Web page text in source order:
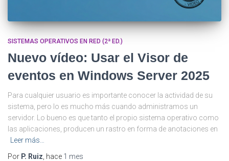
SISTEMAS OPERATIVOS EN RED (2ª ED.)
Nuevo vídeo: Usar el Visor de
eventos en Windows Server 2025
Para cualquier usuario es importante conocer la actividad de su
sistema, pero lo es mucho más cuando administramos un
servidor. Lo bueno es que tanto el propio sistema operativo como
las aplicaciones, producen un rastro en forma de anotaciones en
Leer más…
Por P. Ruiz , hace 1 mes